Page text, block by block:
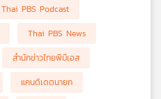
Thai PBS Podcast
Thai PBS News
สำนักข่าวไทยพีบีเอส
แคนดิเดตนายก